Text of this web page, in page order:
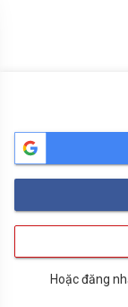
Hoặc đăng